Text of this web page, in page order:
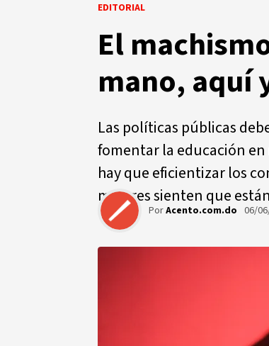
EDITORIAL
El
mano, aquí
Las políticas públicas
fomentar la educación
hay que eficientizar los
mujeres sienten que
PorAcento.com.do 06/